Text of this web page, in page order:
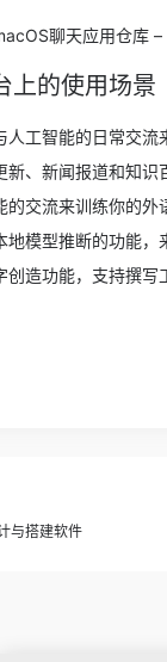
聊天应用仓
上的使用场景
人工智能的日常交流
、新闻报道和知识
的交流来训练你的外
模型推断的功能，
造功能，支持撰写
与搭建软件